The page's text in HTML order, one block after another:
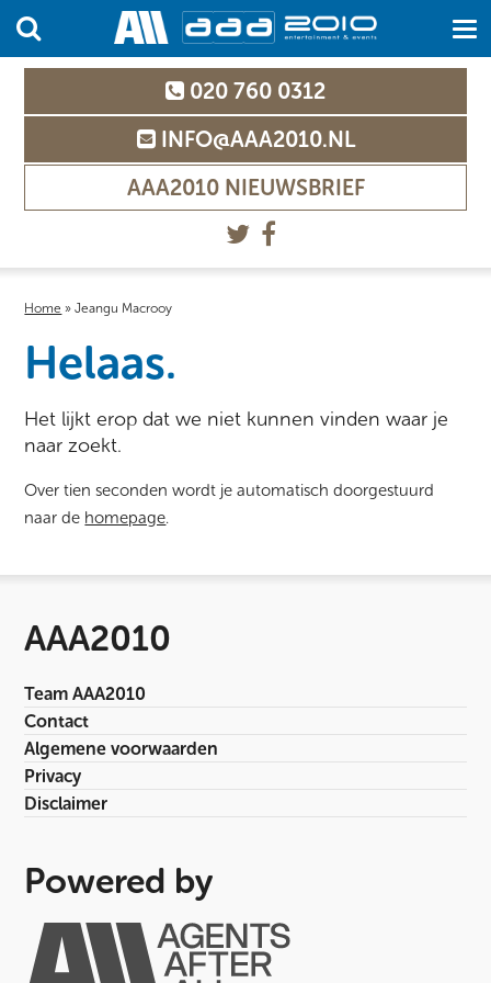
020 760 0312
INFO@AAA2010.NL
AAA2010 NIEUWSBRIEF
Home »Jeangu Macrooy
Helaas.
Het lijkt erop dat we niet kunnen vinden waar je
naar zoekt.
Over tien seconden wordt je automatisch doorgestuurd
naar de homepage.
AAA2010
Team AAA2010
Contact
Algemene voorwaarden
Privacy
Disclaimer
Powered by